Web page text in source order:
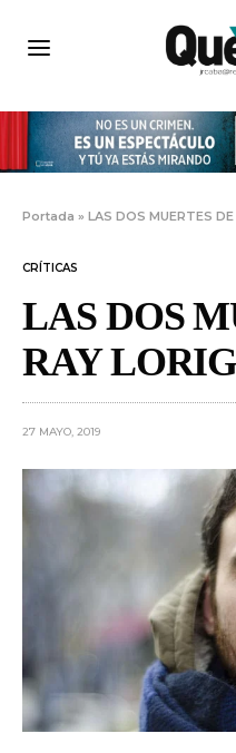
Portada »LAS DOS MUERTES DE
CRÍTICAS
LAS DOS
RAY
27 MAYO, 2019